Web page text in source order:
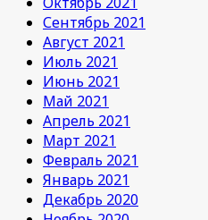
Сентябрь 2021
Август 2021
Июль 2021
Июнь 2021
Май 2021
Апрель 2021
Март 2021
Февраль 2021
Январь 2021
Декабрь 2020